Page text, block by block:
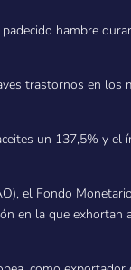
hambre
trastornos en los
un 137,5% y el
el Fondo
en la que exhortan